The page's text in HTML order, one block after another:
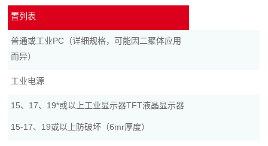
置列表
普通或工业PC（详细规格，可能因二聚体应用
而异）
工业电源
15、17、19*或以上工业显示器TFT液晶显示器
15-17、19或以上防破坏（6mr厚度）